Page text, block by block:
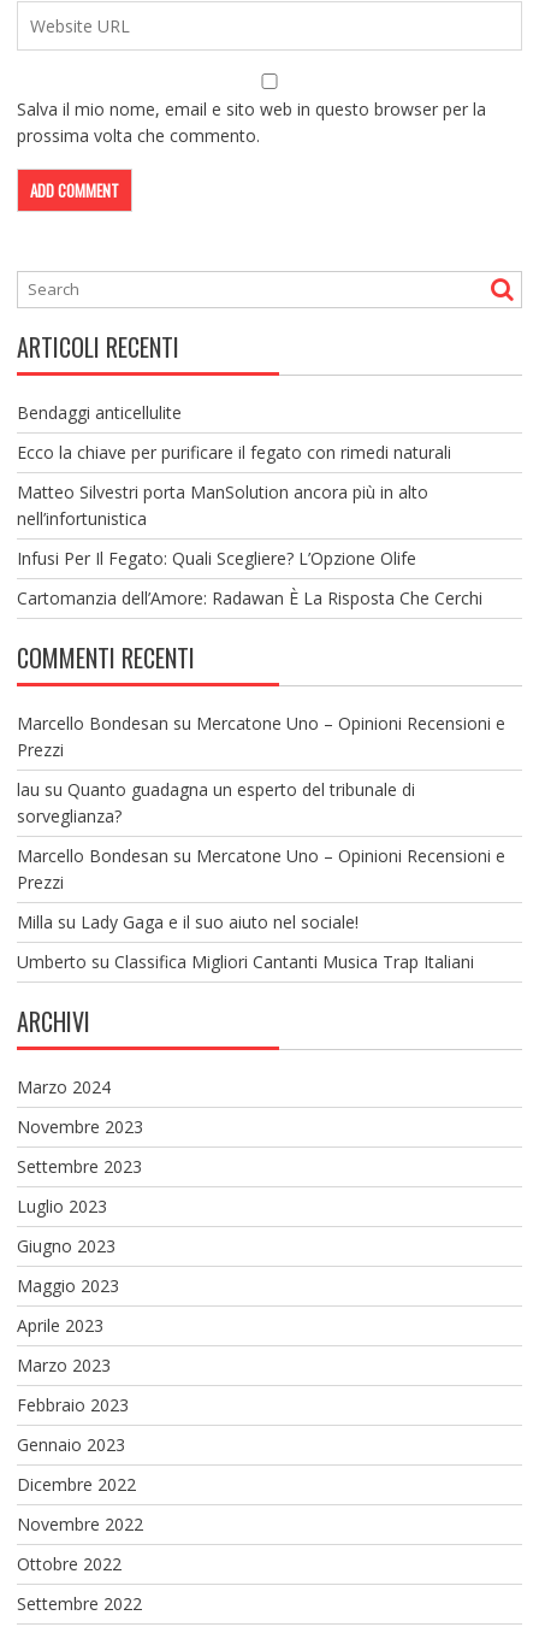
Salva il mio nome, email e sito web in questo browser per la
prossima volta che commento.
ARTICOLI RECENTI
Bendaggi anticellulite
Ecco la chiave per purificare il fegato con rimedi naturali
Matteo Silvestri porta ManSolution ancora più in alto
nell’infortunistica
Infusi Per Il Fegato: Quali Scegliere? L’Opzione Olife
Cartomanzia dell’Amore: Radawan È La Risposta Che Cerchi
COMMENTI RECENTI
Marcello Bondesan su Mercatone Uno – Opinioni Recensioni e
Prezzi
lau su Quanto guadagna un esperto del tribunale di
sorveglianza?
Marcello Bondesan su Mercatone Uno – Opinioni Recensioni e
Prezzi
Milla su Lady Gaga e il suo aiuto nel sociale!
Umberto su Classifica Migliori Cantanti Musica Trap Italiani
ARCHIVI
Marzo 2024
Novembre 2023
Settembre 2023
Luglio 2023
Giugno 2023
Maggio 2023
Aprile 2023
Marzo 2023
Febbraio 2023
Gennaio 2023
Dicembre 2022
Novembre 2022
Ottobre 2022
Settembre 2022